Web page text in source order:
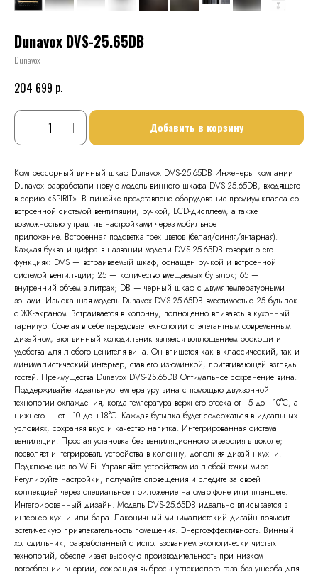
Dunavox DVS-25.65DB
Dunavox
204 699 р.
Добавить в корзину
Компрессорный винный шкаф Dunavox DVS-25.65DB Инженеры компании
Dunavox разработали новую модель винного шкафа DVS-25.65DB, входящего
в серию «SPIRIT». В линейке представлено оборудование премиум-класса со
встроенной системой вентиляции, ручкой, LCD-дисплеем, а также
возможностью управлять настройками через мобильное
приложение. Встроенная подсветка трех цветов (белая/синяя/янтарная).
Каждая буква и цифра в названии модели DVS-25.65DB говорит о его
функциях: DVS — встраиваемый шкаф, оснащен ручкой и встроенной
системой вентиляции; 25 — количество вмещаемых бутылок; 65 —
внутренний объем в литрах; DB — черный шкаф с двумя температурными
зонами. Изысканная модель Dunavox DVS-25.65DB вместимостью 25 бутылок
с ЖК-экраном. Встраивается в колонну, полноценно вливаясь в кухонный
гарнитур. Сочетая в себе передовые технологии с элегантным современным
дизайном, этот винный холодильник является воплощением роскоши и
удобства для любого ценителя вина. Он впишется как в классический, так и
минималистический интерьер, став его изюминкой, притягивающей взгляды
гостей. Преимущества Dunavox DVS-25.65DB Оптимальное сохранение вина.
Поддерживайте идеальную температуру вина с помощью двухзонной
технологии охлаждения, когда температура верхнего отсека от +5 до +10°С, а
нижнего — от +10 до +18°С. Каждая бутылка будет содержаться в идеальных
условиях, сохраняя вкус и качество напитка. Интегрированная система
вентиляции. Простая установка без вентиляционного отверстия в цоколе;
позволяет интегрировать устройства в колонну, дополняя дизайн кухни.
Подключение по WiFi. Управляйте устройством из любой точки мира.
Регулируйте настройки, получайте оповещения и следите за своей
коллекцией через специальное приложение на смартфоне или планшете.
Интегрированный дизайн. Модель DVS-25.65DB идеально вписывается в
интерьер кухни или бара. Лаконичный минималистский дизайн повысит
эстетическую привлекательность помещения. Энергоэффективность. Винный
холодильник, разработанный с использованием экологически чистых
технологий, обеспечивает высокую производительность при низком
потреблении энергии, сокращая выбросы углекислого газа без ущерба для